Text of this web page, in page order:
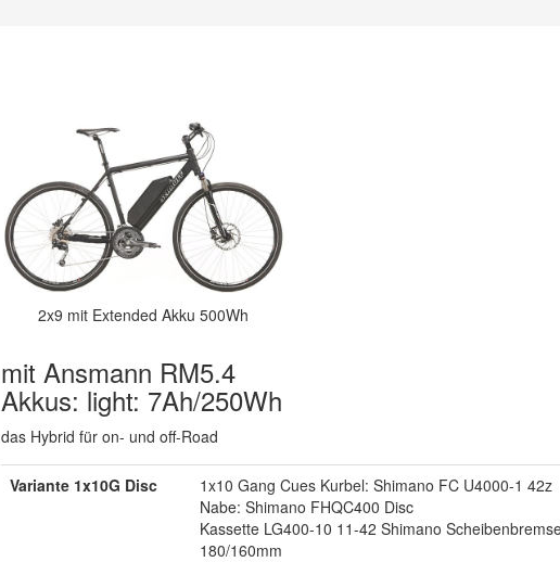
2x9 mit Extended Akku 500Wh
mit Ansmann RM5.4
Akkus: light: 7Ah/250Wh
das Hybrid für on- und off-Road
Variante 1x10G Disc
1x10 Gang Cues Kurbel: Shimano FC U4000-1 42z
Nabe: Shimano FHQC400 Disc
Kassette LG400-10 11-42 Shimano
180/160mm